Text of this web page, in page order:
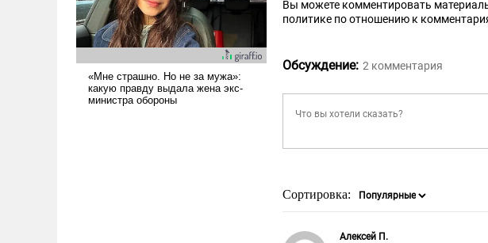
идеей.
Вы можете комментировать
политике по отношению к
Обсуждение: 2 комментария
Сортировка:
Алексей П.